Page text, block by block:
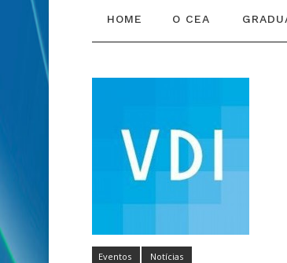
HOME O CEA
Eventos Notícias